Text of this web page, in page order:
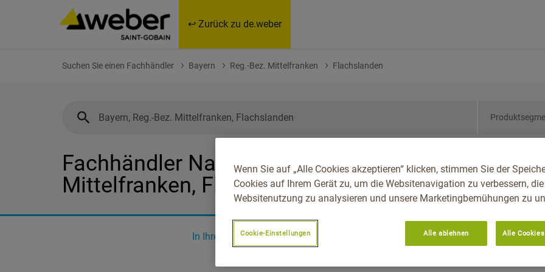
↩ Zurück zu de.weber
Suchen Sie einen Fachhändler Bayern Reg.-Bez. Mittelfranken Flachslanden
Fachhändler Nahe Bayern, Reg.-Bez.
Mittelfranken, Flachslanden
In Ihrer Nähe 0
Wenn Sie auf „Alle Cookies akzeptieren“ klicken, stimmen Sie der
Cookies auf Ihrem Gerät zu, um die Websitenavigation zu verbessern, die
Websitenutzung zu analysieren und unsere Marketingbemühungen zu
Cookie-Einstellungen Alle ablehnen Alle